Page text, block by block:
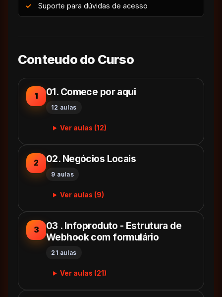
Suporte para dúvidas de acesso
Conteudo do Curso
1 01. Comece por aqui
12 aulas
Ver aulas (12)
2 02. Negócios Locais
9 aulas
Ver aulas (9)
3
03 . Infoproduto - Estrutura de
Webhook com formulário
21 aulas
Ver aulas (21)